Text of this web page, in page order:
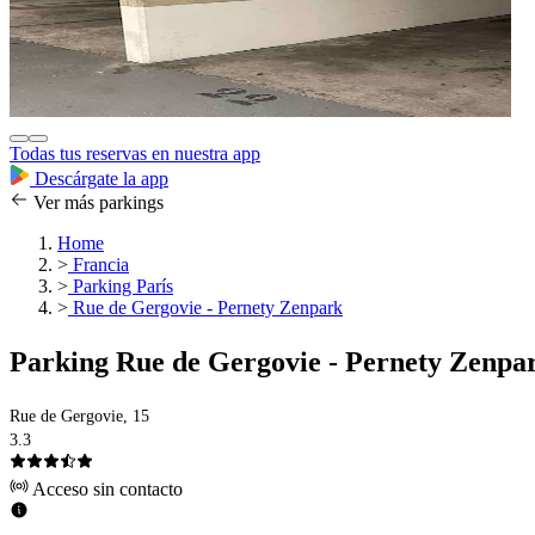
Todas tus reservas en nuestra app
Descárgate la app
Ver más parkings
Home
> Francia
> Parking París
> Rue de Gergovie - Pernety Zenpark
Parking Rue de Gergovie - Pernety
Rue de Gergovie, 15
3.3
Acceso sin contacto